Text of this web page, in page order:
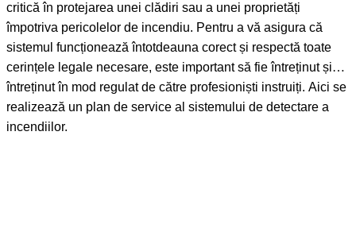
critică în protejarea unei clădiri sau a unei proprietăți
împotriva pericolelor de incendiu. Pentru a vă asigura că
sistemul funcționează întotdeauna corect și respectă toate
cerințele legale necesare, este important să fie întreținut și
întreținut în mod regulat de către profesioniști instruiți. Aici se
realizează un plan de service al sistemului de detectare a
incendiilor.